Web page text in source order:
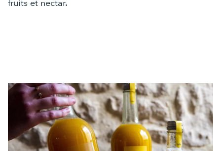
fruits et nectar.